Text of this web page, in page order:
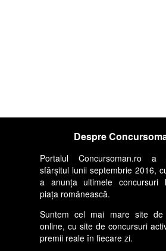
Despre
Portalul Concursoman.ro
sfârșitul lunii septembrie 2016,
a anunța ultimele concursuri
piața românească.
Suntem cel mai mare site de
online, cu site de concursuri
premii reale în fiecare zi.